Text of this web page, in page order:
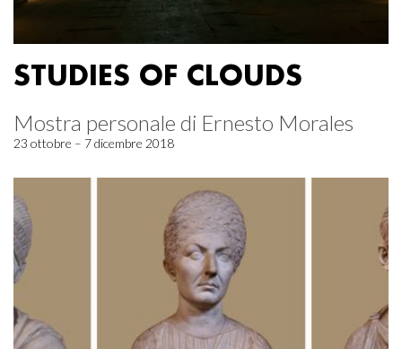
STUDIES OF CLOUDS
Mostra personale di Ernesto Morales
23 ottobre – 7 dicembre 2018